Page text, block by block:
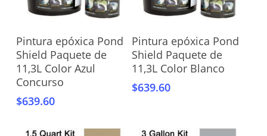
Añadir Al Carrito
Pintura epóxica Pond
Shield Paquete de
11,3L Color Azul
Concurso
$639.60
Añadir Al Carrito
Pintura epóxica Pond
Shield Paquete de
11,3L Color Blanco
$639.60